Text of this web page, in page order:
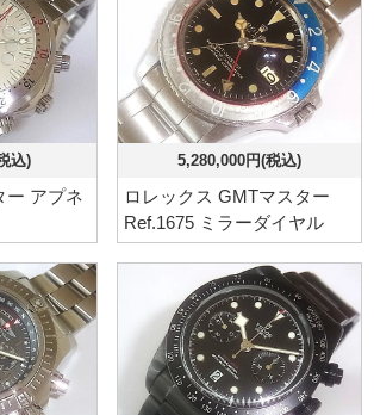
込)
ー アプネ
5,280,000円(税込)
ロレックス GMTマスター
Ref.1675 ミラーダイヤル